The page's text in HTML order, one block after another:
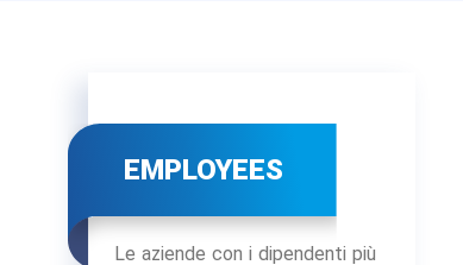
EMPLOYEES
Le aziende con i dipendenti più